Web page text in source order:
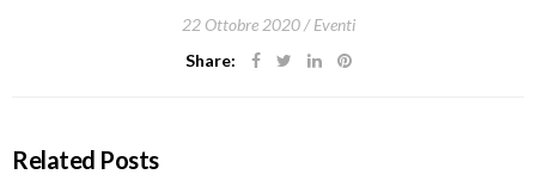
22 Ottobre 2020
Eventi
Share:
Related Posts